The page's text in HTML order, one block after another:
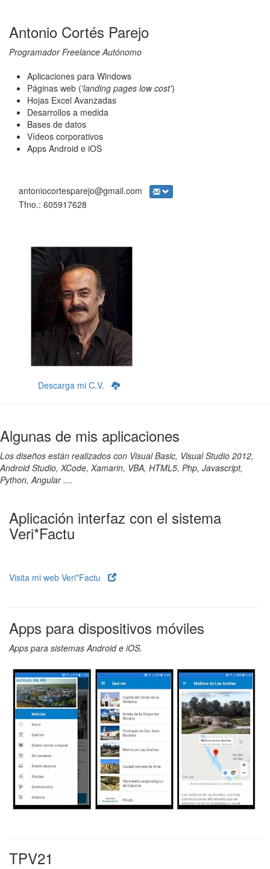
Antonio Cortés Parejo
Programador Freelance Autónomo
Aplicaciones para Windows
Páginas web ('landing pages low cost')
Hojas Excel Avanzadas
Desarrollos a medida
Bases de datos
Vídeos corporativos
Apps Android e iOS
antoniocortesparejo@gmail.com
Tfno.: 605917628
Descarga mi C.V.
Algunas de mis aplicaciones
Los diseños están realizados con Visual Basic, Visual Studio 2012,
Android Studio, XCode, Xamarin, VBA, HTML5, Php, Javascript,
Python, Angular ....
Aplicación interfaz con el sistema
Veri*Factu
Visita mi web Veri*Factu
Apps para dispositivos móviles
Apps para sistemas Android e iOS.
TPV21